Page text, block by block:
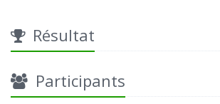
Résultat
Participants